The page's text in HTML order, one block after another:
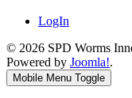
LogIn
© 2026 SPD Worms
Powered by Joomla!.
Mobile Menu Toggle